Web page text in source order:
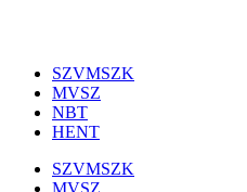
SZVMSZK
MVSZ
NBT
HENT
SZVMSZK